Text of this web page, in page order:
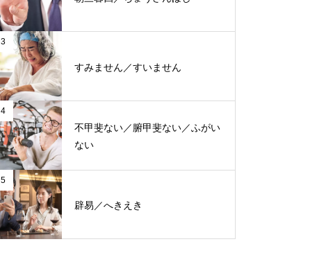
3
すみません／すいません
4
不甲斐ない／腑甲斐ない／ふがい
ない
5
辟易／へきえき